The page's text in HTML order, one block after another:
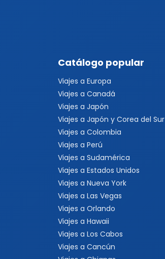
Catálogo popular
Viajes a Europa
Viajes a Canadá
Viajes a Japón
Viajes a Japón y Corea del Sur
Viajes a Colombia
Viajes a Perú
Viajes a Sudamérica
Viajes a Estados Unidos
Viajes a Nueva York
Viajes a Las Vegas
Viajes a Orlando
Viajes a Hawaii
Viajes a Los Cabos
Viajes a Cancún